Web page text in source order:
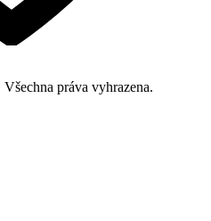
práva vyhrazena.